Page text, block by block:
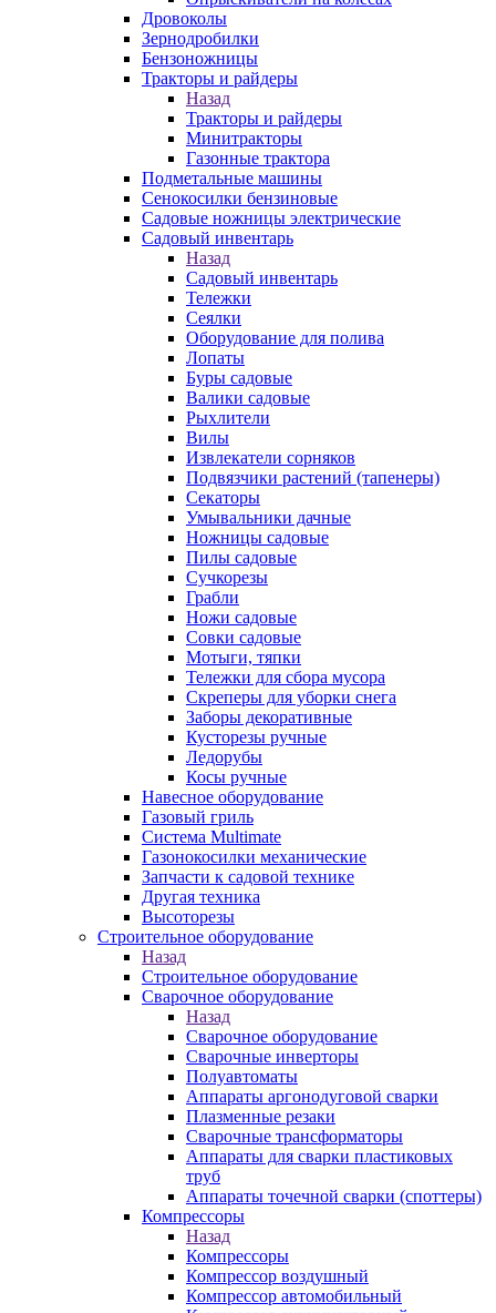
Дровоколы
Зернодробилки
Бензоножницы
Тракторы и райдеры
Назад
Тракторы и райдеры
Минитракторы
Газонные трактора
Подметальные машины
Сенокосилки бензиновые
Садовые ножницы электрические
Садовый инвентарь
Назад
Садовый инвентарь
Тележки
Сеялки
Оборудование для полива
Лопаты
Буры садовые
Валики садовые
Рыхлители
Вилы
Извлекатели сорняков
Подвязчики растений (тапенеры)
Секаторы
Умывальники дачные
Ножницы садовые
Пилы садовые
Сучкорезы
Грабли
Ножи садовые
Совки садовые
Мотыги, тяпки
Тележки для сбора мусора
Скреперы для уборки снега
Заборы декоративные
Кусторезы ручные
Ледорубы
Косы ручные
Навесное оборудование
Газовый гриль
Система Multimate
Газонокосилки механические
Запчасти к садовой технике
Другая техника
Высоторезы
Строительное оборудование
Назад
Строительное оборудование
Сварочное оборудование
Назад
Сварочное оборудование
Сварочные инверторы
Полуавтоматы
Аппараты аргонодуговой сварки
Плазменные резаки
Сварочные трансформаторы
Аппараты для сварки пластиковых
труб
Аппараты точечной сварки (споттеры)
Компрессоры
Назад
Компрессоры
Компрессор воздушный
Компрессор автомобильный